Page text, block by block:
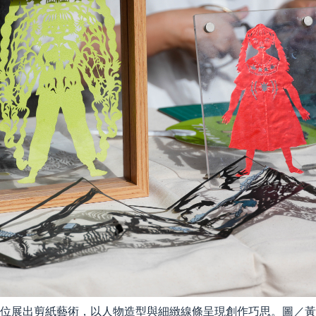
展出剪紙藝術，以人物造型與細緻線條呈現創作巧思。圖／